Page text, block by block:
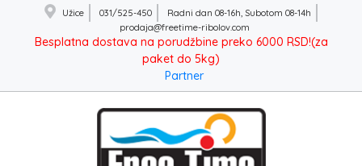
Užice 031/525-450
Radni dan 08-16h, Subotom 08-14h
prodaja@freetime-ribolov.com
Besplatna dostava na porudžbine preko 6000 RSD!(za
paket do 5kg)
Partner